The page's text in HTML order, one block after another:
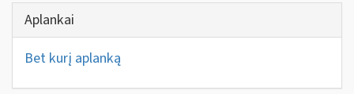
Aplankai
Bet kurį aplanką